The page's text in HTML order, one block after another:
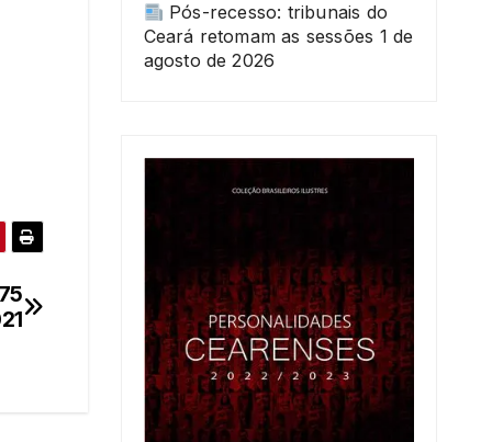
Pós-recesso: tribunais do
Ceará retomam as sessões 1 de
agosto de 2026